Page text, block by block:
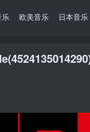
乐 欧美音乐 日本音乐